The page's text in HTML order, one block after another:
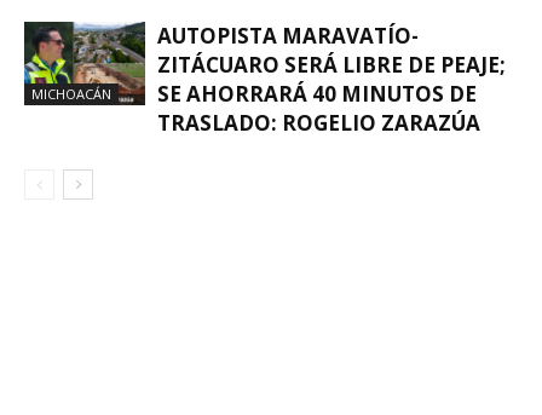
MICHOACÁN
AUTOPISTA MARAVATÍO-
ZITÁCUARO SERÁ LIBRE DE PEAJE;
SE AHORRARÁ 40 MINUTOS DE
TRASLADO: ROGELIO ZARAZÚA